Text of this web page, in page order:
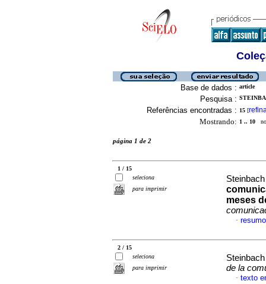
Base de dados : article
Pesquisa :
Referências encontradas : 15 [
Mostrando: 1 .. 10
página 1 de 2
1 / 15
seleciona
para imprimir
meses
·
2 / 15
seleciona
para imprimir
de la
· texto